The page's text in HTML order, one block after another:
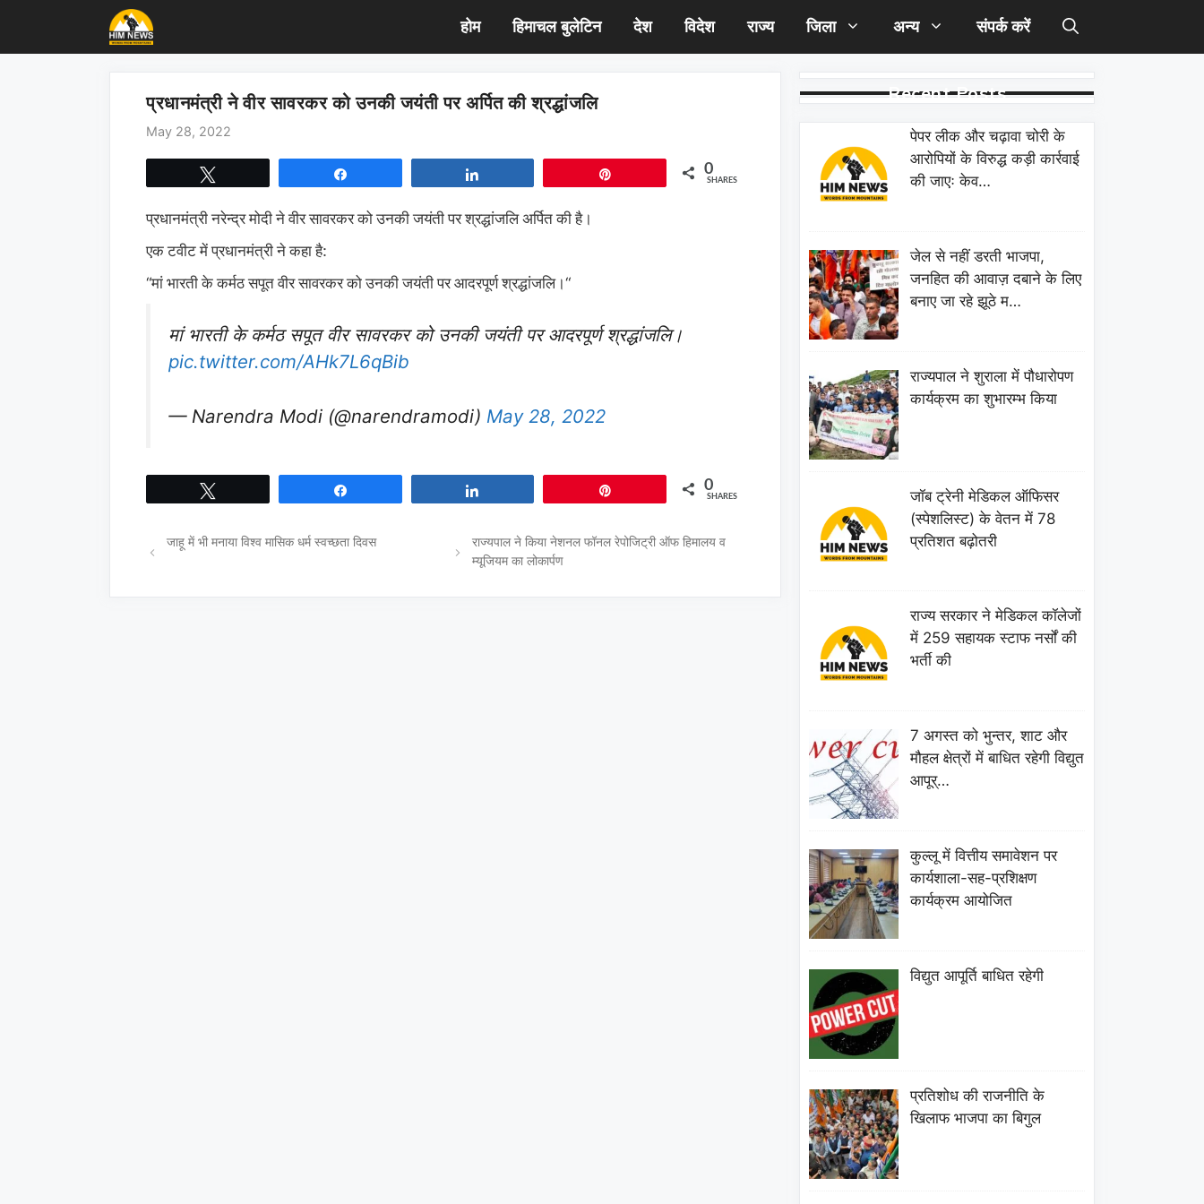
content
होम हिमाचल बुलेटिन देश विदेश राज्य जिला अन्य संपर्क करें
प्रधानमंत्री ने वीर सावरकर को उनकी जयंती पर अर्पित की श्रद्धांजलि
May 28, 2022
0
SHARES
प्रधानमंत्री नरेन्द्र मोदी ने वीर सावरकर को उनकी जयंती पर श्रद्धांजलि अर्पित की है।
एक टवीट में प्रधानमंत्री ने कहा है:
“मां भारती के कर्मठ सपूत वीर सावरकर को उनकी जयंती पर आदरपूर्ण श्रद्धांजलि।“
मां भारती के कर्मठ सपूत वीर सावरकर को उनकी जयंती पर आदरपूर्ण श्रद्धांजलि।
pic.twitter.com/AHk7L6qBib
— Narendra Modi (@narendramodi) May 28, 2022
0
SHARES
जाहू में भी मनाया विश्व मासिक धर्म स्वच्छता दिवस
राज्यपाल ने किया नेशनल फॉनल रेपोजिट्री ऑफ हिमालय व
म्यूजियम का लोकार्पण
Recent Posts
पेपर लीक और चढ़ावा चोरी के
आरोपियों के विरुद्ध कड़ी कार्रवाई
की जाएः केव…
जेल से नहीं डरती भाजपा,
जनहित की आवाज़ दबाने के लिए
बनाए जा रहे झूठे म…
राज्यपाल ने शुराला में पौधारोपण
कार्यक्रम का शुभारम्भ किया
जॉब ट्रेनी मेडिकल ऑफिसर
(स्पेशलिस्ट) के वेतन में 78
प्रतिशत बढ़ोतरी
राज्य सरकार ने मेडिकल कॉलेजों
में 259 सहायक स्टाफ नर्सों की
भर्ती की
7 अगस्त को भुन्तर, शाट और
मौहल क्षेत्रों में बाधित रहेगी विद्युत
आपूर्…
कुल्लू में वित्तीय समावेशन पर
कार्यशाला-सह-प्रशिक्षण
कार्यक्रम आयोजित
विद्युत आपूर्ति बाधित रहेगी
प्रतिशोध की राजनीति के
खिलाफ भाजपा का बिगुल